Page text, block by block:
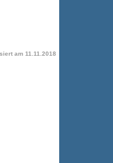
am 11.11.2018